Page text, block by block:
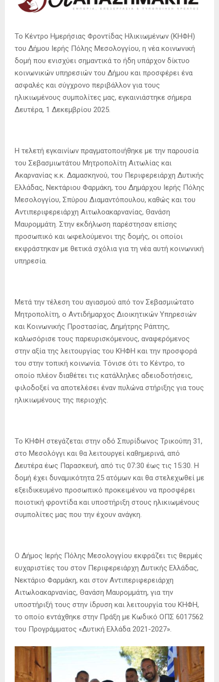
Το Κέντρο Ημερήσιας Φροντίδας Ηλικιωμένων (ΚΗΦΗ)
του Δήμου Ιερής Πόλης Μεσολογγίου, η νέα κοινωνική
δομή που ενισχύει σημαντικά το ήδη υπάρχον δίκτυο
κοινωνικών υπηρεσιών του Δήμου και προσφέρει ένα
ασφαλές και σύγχρονο περιβάλλον για τους
ηλικιωμένους συμπολίτες μας, εγκαινιάστηκε σήμερα
Δευτέρα, 1 Δεκεμβρίου 2025.
Η τελετή εγκαινίων πραγματοποιήθηκε με την παρουσία
του Σεβασμιωτάτου Μητροπολίτη Αιτωλίας και
Ακαρνανίας κ.κ. Δαμασκηνού, του Περιφερειάρχη Δυτικής
Ελλάδας, Νεκτάριου Φαρμάκη, του Δημάρχου Ιερής Πόλης
Μεσολογγίου, Σπύρου Διαμαντόπουλου, καθώς και του
Αντιπεριφερειάρχη Αιτωλοακαρνανίας, Θανάση
Μαυρομμάτη. Στην εκδήλωση παρέστησαν επίσης
προσωπικό και ωφελούμενοι της δομής, οι οποίοι
εκφράστηκαν με θετικά σχόλια για τη νέα αυτή κοινωνική
υπηρεσία.
Μετά την τέλεση του αγιασμού από τον Σεβασμιώτατο
Μητροπολίτη, ο Αντιδήμαρχος Διοικητικών Υπηρεσιών
και Κοινωνικής Προστασίας, Δημήτρης Ράπτης,
καλωσόρισε τους παρευρισκόμενους, αναφερόμενος
στην αξία της λειτουργίας του ΚΗΦΗ και την προσφορά
του στην τοπική κοινωνία. Τόνισε ότι το Κέντρο, το
οποίο πλέον διαθέτει τις κατάλληλες αδειοδοτήσεις,
φιλοδοξεί να αποτελέσει έναν πυλώνα στήριξης για τους
ηλικιωμένους της περιοχής.
Το ΚΗΦΗ στεγάζεται στην οδό Σπυρίδωνος Τρικούπη 31,
στο Μεσολόγγι και θα λειτουργεί καθημερινά, από
Δευτέρα έως Παρασκευή, από τις 07:30 έως τις 15:30. Η
δομή έχει δυναμικότητα 25 ατόμων και θα στελεχωθεί με
εξειδικευμένο προσωπικό προκειμένου να προσφέρει
ποιοτική φροντίδα και υποστήριξη στους ηλικιωμένους
συμπολίτες μας που την έχουν ανάγκη.
Ο Δήμος Ιερής Πόλης Μεσολογγίου εκφράζει τις θερμές
ευχαριστίες του στον Περιφερειάρχη Δυτικής Ελλάδας,
Νεκτάριο Φαρμάκη, και στον Αντιπεριφερειάρχη
Αιτωλοακαρνανίας, Θανάση Μαυρομμάτη, για την
υποστήριξή τους στην ίδρυση και λειτουργία του ΚΗΦΗ,
το οποίο εντάχθηκε στην Πράξη με Κωδικό ΟΠΣ 6017562
του Προγράμματος «Δυτική Ελλάδα 2021-2027».